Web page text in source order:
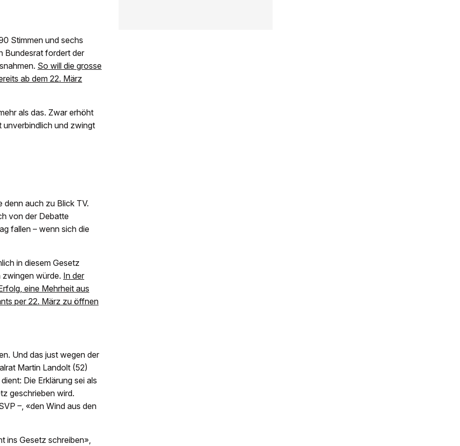
Stimmen und sechs
Bundesrat fordert der
So will die grosse
ab dem 22. März
als das. Zwar erhöht
unverbindlich und zwingt
denn auch zu Blick TV.
von der Debatte
fallen – wenn sich die
in diesem Gesetz
würde. In der
eine Mehrheit aus
per 22. März zu öffnen
Und das just wegen der
Martin Landolt (52)
Die Erklärung sei als
geschrieben wird.
–, «den Wind aus den
ins Gesetz schreiben»,